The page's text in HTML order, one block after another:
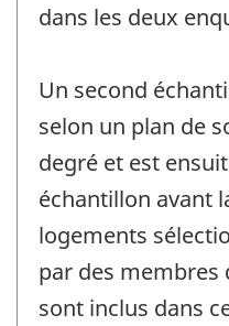
dans les deux
Un second
selon un plan de
degré et est
échantillon avant
logements
par des membres
sont inclus dans